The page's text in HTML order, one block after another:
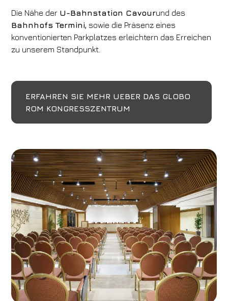
Hotel
Grand Hotel Palatino
Ankunft
09/08/2026
Abreise
/08/ 2026
Zimmer Erwachsene Kinder
Die Nähe der U-Bahnstation Cavourund des
Bahnhofs Termini, sowie die Präsenz eines
konventionierten Parkplatzes erleichtern das Erreichen
zu unserem Standpunkt.
ERFAHREN SIE MEHR UEBER DAS GLOBO
ROM KONGRESSZENTRUM